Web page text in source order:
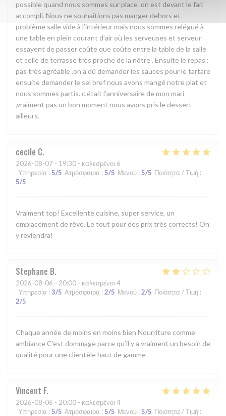
possible quand nous sommes sur place .on est devant le fait
accompli. Nous ne souhaitions pas manger dehors et
problème salle vide à l’intérieur mais nous sommes relégué à
une table en plein courant d’air où les serveuses et serveur
essayent de passer coûte que coûte entre la table de la salle
et celle de terrasse très proche de la nôtre . Ensuite le repas :
pas très agréable ,on a dû demander les sauces pour le tartare
ensuite demander le sel bref nous avons mangé notre plat et
nous sommes partis. c,était l’anniversaire de mon mari
,vraiment pas un bon moment nous avons pris le dessert
ailleurs.
cecile C
2026-08-07 - 19:30 - καλεσμένοι 6
Υπηρεσία : 5/5 Ατμόσφαιρα : 5/5 Μενού : 5/5 Ποιότητα / Τιμή :
5/5
Vraiment top! Excellente cuisine, super service, un
emplacement de rêve. Le tout pour des prix très corrects! On
y reviendra!
Stephane B
2026-08-06 - 20:00 - καλεσμένοι 4
Υπηρεσία : 3/5 Ατμόσφαιρα : 2/5 Μενού : 2/5 Ποιότητα / Τιμή :
2/5
Chaque année de moins en moins bien Nourriture comme
ambiance C’est dommage parce qu’il y a vraiment un besoin de
qualité pour une clientèle haut de gamme
Vincent F
2026-08-06 - 20:00 - καλεσμένοι 4
Υπηρεσία : 5/5 Ατμόσφαιρα : 5/5 Μενού : 5/5 Ποιότητα / Τιμή :